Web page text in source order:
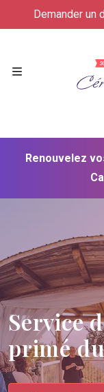
Demander un
Renouvelez
Service
primé